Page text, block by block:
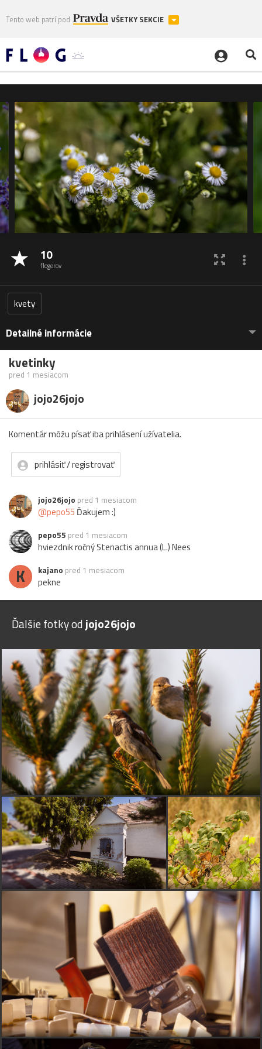
Tento web patrí pod VŠETKY SEKCIE
10
flogerov
kvety
Detailné informácie
kvetinky
pred 1 mesiacom
jojo26jojo
Komentár môžu písať iba prihlásení užívatelia.
prihlásiť / registrovať
jojo26jojo pred 1 mesiacom
@pepo55 Ďakujem :)
pepo55 pred 1 mesiacom
hviezdnik ročný Stenactis annua (L.) Nees
K kajano pred 1 mesiacom
pekne
Ďalšie fotky odjojo26jojo